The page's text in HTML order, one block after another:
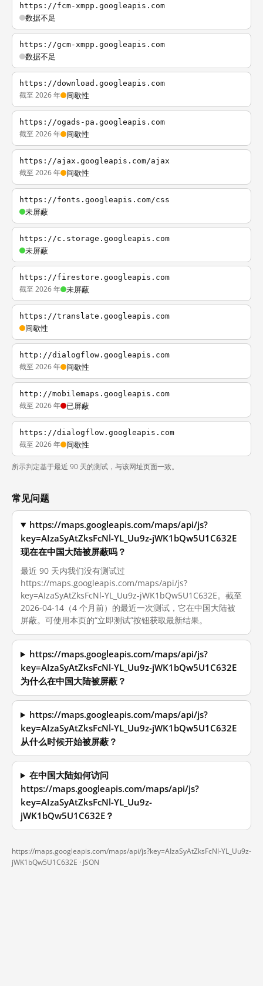
https://fcm-xmpp.googleapis.com
数据不足
https://gcm-xmpp.googleapis.com
数据不足
https://download.googleapis.com
截至 2026 年 间歇性
https://ogads-pa.googleapis.com
截至 2026 年 间歇性
https://ajax.googleapis.com/ajax
截至 2026 年 间歇性
https://fonts.googleapis.com/css
未屏蔽
https://c.storage.googleapis.com
未屏蔽
https://firestore.googleapis.com
截至 2026 年 未屏蔽
https://translate.googleapis.com
间歇性
http://dialogflow.googleapis.com
截至 2026 年 间歇性
http://mobilemaps.googleapis.com
截至 2026 年 已屏蔽
https://dialogflow.googleapis.com
截至 2026 年 间歇性
所示判定基于最近 90 天的测试，与该网址页面一致。
常见问题
https://maps.googleapis.com/maps/api/js?
key=AIzaSyAtZksFcNl-YL_Uu9z-jWK1bQw5U1C632E
现在在中国大陆被屏蔽吗？
最近 90 天内我们没有测试过
https://maps.googleapis.com/maps/api/js?
key=AIzaSyAtZksFcNl-YL_Uu9z-jWK1bQw5U1C632E。截至
2026-04-14（4 个月前）的最近一次测试，它在中国大陆被
屏蔽。可使用本页的“立即测试”按钮获取最新结果。
https://maps.googleapis.com/maps/api/js?
key=AIzaSyAtZksFcNl-YL_Uu9z-jWK1bQw5U1C632E
为什么在中国大陆被屏蔽？
https://maps.googleapis.com/maps/api/js?
key=AIzaSyAtZksFcNl-YL_Uu9z-jWK1bQw5U1C632E
从什么时候开始被屏蔽？
在中国大陆如何访问
https://maps.googleapis.com/maps/api/js?
key=AIzaSyAtZksFcNl-YL_Uu9z-
jWK1bQw5U1C632E？
https://maps.googleapis.com/maps/api/js?key=AIzaSyAtZksFcNl-YL_Uu9z-
jWK1bQw5U1C632E · JSON